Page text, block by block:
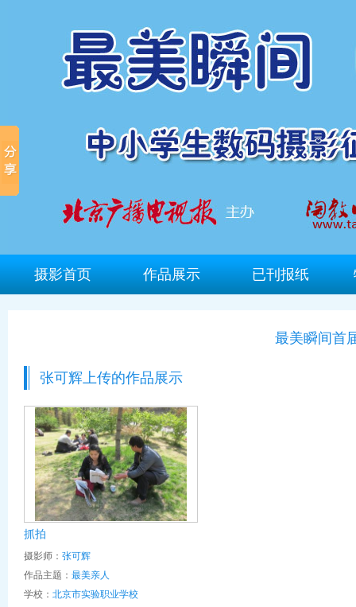
摄影首页 作品展示 已刊报纸
最美瞬间首
张可辉上传的作品展示
抓拍
摄影师： 张可辉
作品主题： 最美亲人
学校： 北京市实验职业学校